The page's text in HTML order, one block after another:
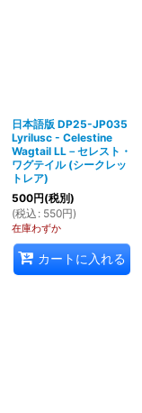
日本語版 DP25-JP035
Lyrilusc - Celestine
Wagtail LL－セレスト・
ワグテイル (シークレッ
トレア)
500円(税別)
(税込 : 550円)
在庫わずか
カートに入れる